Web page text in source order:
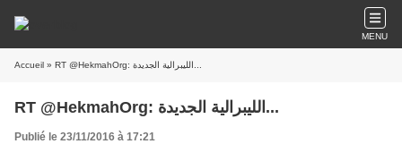
MENU
Accueil
RT @HekmahOrg: الليبرالية الجديدة...
Publié le 23/11/2016 à 17:21